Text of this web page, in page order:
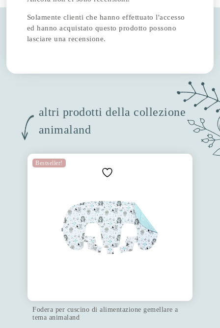
Solamente clienti che hanno effettuato l'accesso
ed hanno acquistato questo prodotto possono
lasciare una recensione.
altri prodotti della collezione
animaland
Bestseller!
Fodera per cuscino di alimentazione gemellare a
tema animaland